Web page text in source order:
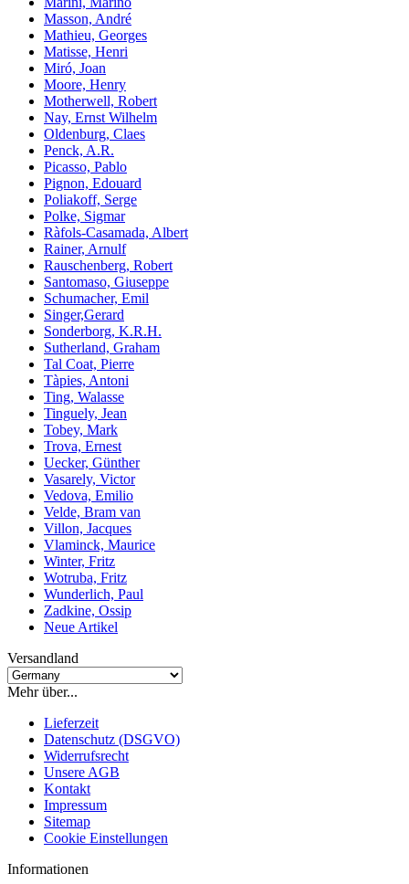
Masson, André
Mathieu, Georges
Matisse, Henri
Miró, Joan
Moore, Henry
Motherwell, Robert
Nay, Ernst Wilhelm
Oldenburg, Claes
Penck, A.R.
Picasso, Pablo
Pignon, Edouard
Poliakoff, Serge
Polke, Sigmar
Ràfols-Casamada, Albert
Rainer, Arnulf
Rauschenberg, Robert
Santomaso, Giuseppe
Schumacher, Emil
Singer,Gerard
Sonderborg, K.R.H.
Sutherland, Graham
Tal Coat, Pierre
Tàpies, Antoni
Ting, Walasse
Tinguely, Jean
Tobey, Mark
Trova, Ernest
Uecker, Günther
Vasarely, Victor
Vedova, Emilio
Velde, Bram van
Villon, Jacques
Vlaminck, Maurice
Winter, Fritz
Wotruba, Fritz
Wunderlich, Paul
Zadkine, Ossip
Neue Artikel
Versandland
Mehr über...
Lieferzeit
Datenschutz (DSGVO)
Widerrufsrecht
Unsere AGB
Kontakt
Impressum
Sitemap
Cookie Einstellungen
Informationen